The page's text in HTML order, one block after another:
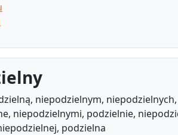
niepodzielnym,
niepodzielnymi, podzielnie,
podzielna